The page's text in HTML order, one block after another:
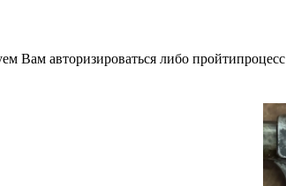
Вам авторизироваться либо пройтипроцесс